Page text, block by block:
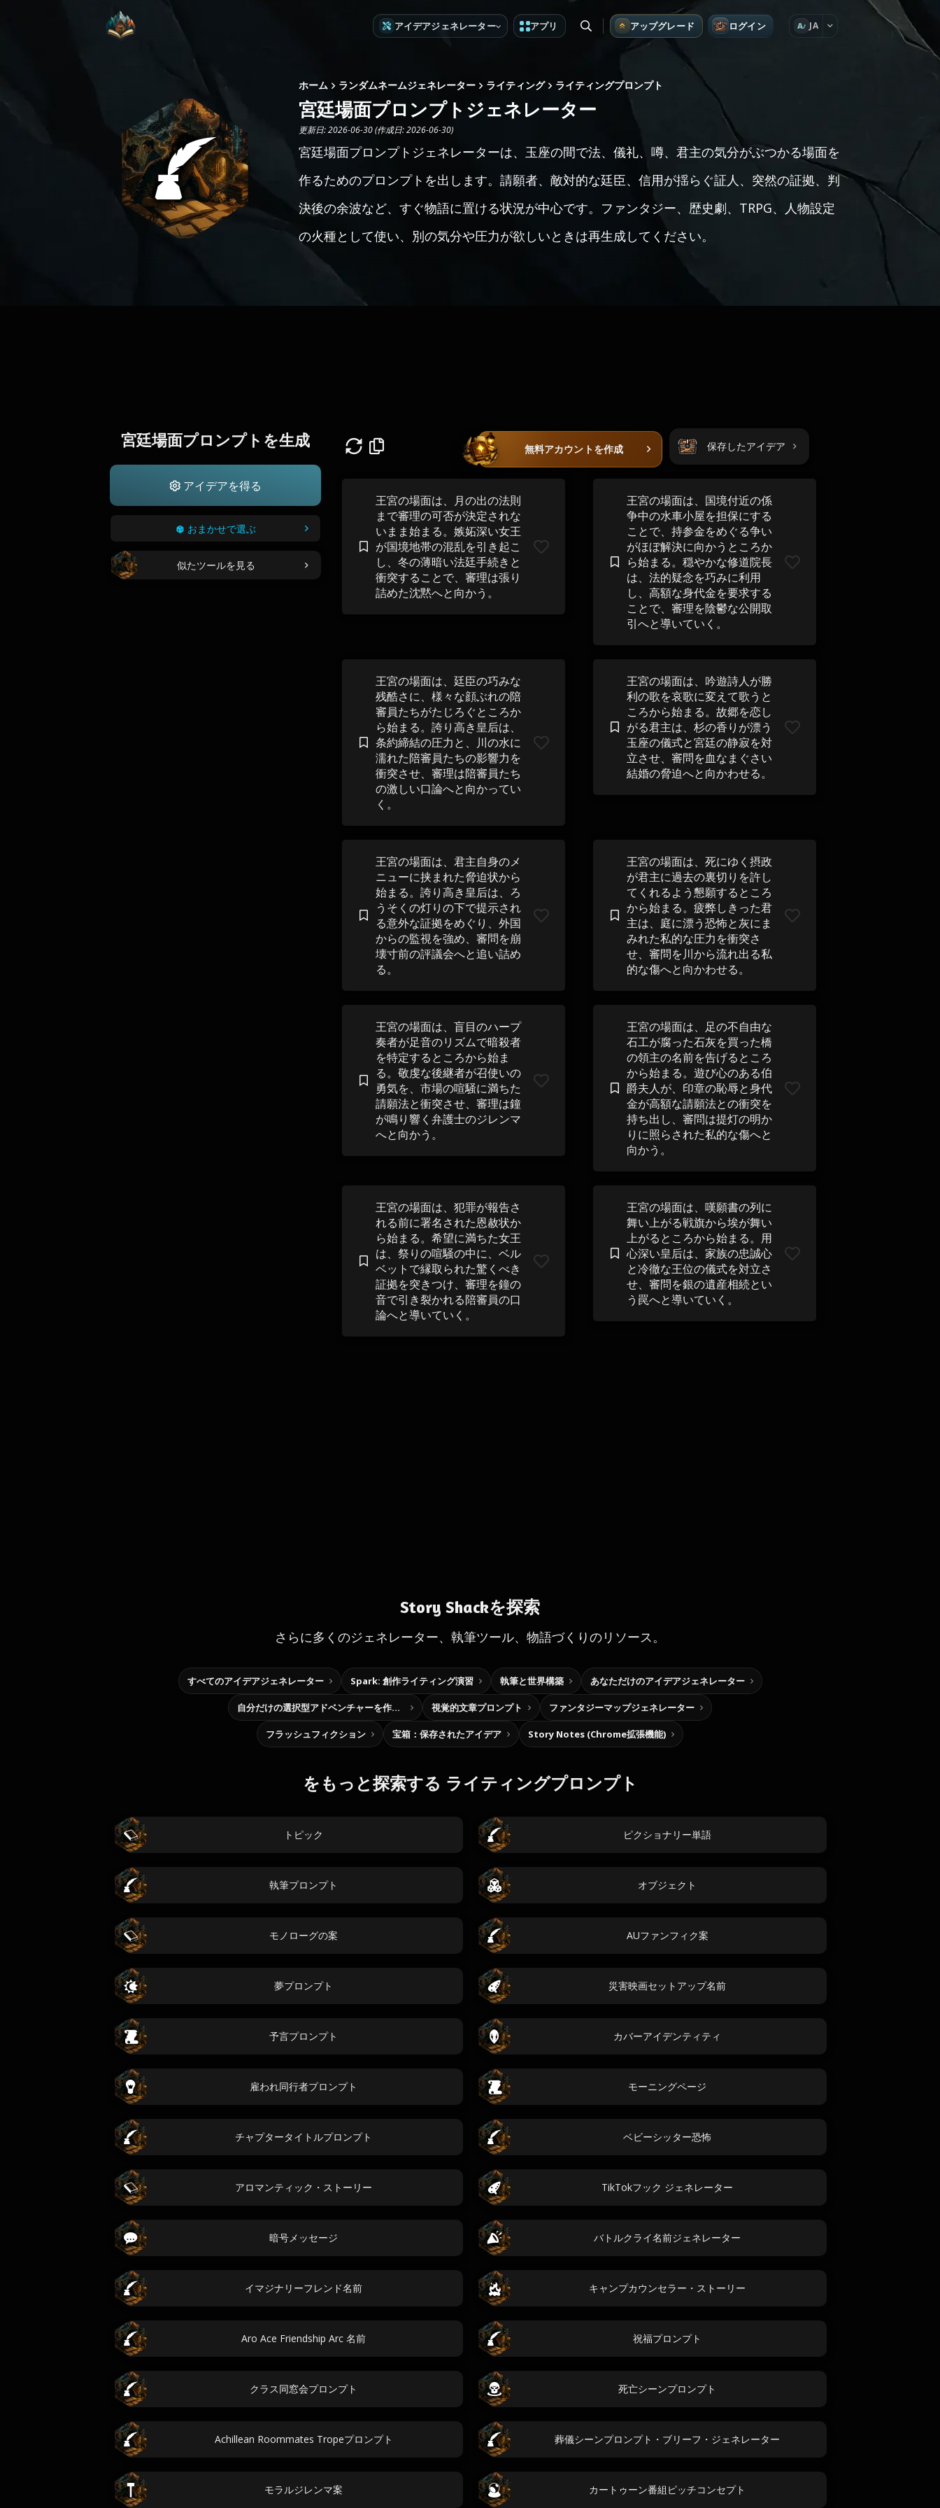
アイデアジェネレーター アプリ アップグレード ログイン A JA
ホーム ランダムネームジェネレーター ライティング ライティングプロンプト
宮廷場面プロンプトジェネレーター
更新日: 2026-06-30 (作成日: 2026-06-30)
宮廷場面プロンプトジェネレーターは、玉座の間で法、儀礼、噂、君主の気分がぶつかる場面を
作るためのプロンプトを出します。請願者、敵対的な廷臣、信用が揺らぐ証人、突然の証拠、判
決後の余波など、すぐ物語に置ける状況が中心です。ファンタジー、歴史劇、TRPG、人物設定
の火種として使い、別の気分や圧力が欲しいときは再生成してください。
宮廷場面プロンプトを生成
アイデアを得る
おまかせで選ぶ
似たツールを見る
無料アカウントを作成 保存したアイデア
王宮の場面は、月の出の法則
まで審理の可否が決定されな
いまま始まる。嫉妬深い女王
が国境地帯の混乱を引き起こ
し、冬の薄暗い法廷手続きと
衝突することで、審理は張り
詰めた沈黙へと向かう。
王宮の場面は、国境付近の係
争中の水車小屋を担保にする
ことで、持参金をめぐる争い
がほぼ解決に向かうところか
ら始まる。穏やかな修道院長
は、法的疑念を巧みに利用
し、高額な身代金を要求する
ことで、審理を陰鬱な公開取
引へと導いていく。
王宮の場面は、廷臣の巧みな
残酷さに、様々な顔ぶれの陪
審員たちがたじろぐところか
ら始まる。誇り高き皇后は、
条約締結の圧力と、川の水に
濡れた陪審員たちの影響力を
衝突させ、審理は陪審員たち
の激しい口論へと向かってい
く。
王宮の場面は、吟遊詩人が勝
利の歌を哀歌に変えて歌うと
ころから始まる。故郷を恋し
がる君主は、杉の香りが漂う
玉座の儀式と宮廷の静寂を対
立させ、審問を血なまぐさい
結婚の脅迫へと向かわせる。
王宮の場面は、君主自身のメ
ニューに挟まれた脅迫状から
始まる。誇り高き皇后は、ろ
うそくの灯りの下で提示され
る意外な証拠をめぐり、外国
からの監視を強め、審問を崩
壊寸前の評議会へと追い詰め
る。
王宮の場面は、死にゆく摂政
が君主に過去の裏切りを許し
てくれるよう懇願するところ
から始まる。疲弊しきった君
主は、庭に漂う恐怖と灰にま
みれた私的な圧力を衝突さ
せ、審問を川から流れ出る私
的な傷へと向かわせる。
王宮の場面は、盲目のハープ
奏者が足音のリズムで暗殺者
を特定するところから始ま
る。敬虔な後継者が召使いの
勇気を、市場の喧騒に満ちた
請願法と衝突させ、審理は鐘
が鳴り響く弁護士のジレンマ
へと向かう。
王宮の場面は、足の不自由な
石工が腐った石灰を買った橋
の領主の名前を告げるところ
から始まる。遊び心のある伯
爵夫人が、印章の恥辱と身代
金が高額な請願法との衝突を
持ち出し、審問は提灯の明か
りに照らされた私的な傷へと
向かう。
王宮の場面は、犯罪が報告さ
れる前に署名された恩赦状か
ら始まる。希望に満ちた女王
は、祭りの喧騒の中に、ベル
ベットで縁取られた驚くべき
証拠を突きつけ、審理を鐘の
音で引き裂かれる陪審員の口
論へと導いていく。
王宮の場面は、嘆願書の列に
舞い上がる戦旗から埃が舞い
上がるところから始まる。用
心深い皇后は、家族の忠誠心
と冷徹な王位の儀式を対立さ
せ、審問を銀の遺産相続とい
う罠へと導いていく。
Story Shackを探索
さらに多くのジェネレーター、執筆ツール、物語づくりのリソース。
すべてのアイデアジェネレーター Spark: 創作ライティング演習 執筆と世界構築 あなただけのアイデアジェネレーター
自分だけの選択型アドベンチャーを作ろう 視覚的文章プロンプト ファンタジーマップジェネレーター
フラッシュフィクション 宝箱：保存されたアイデア Story Notes (Chrome拡張機能)
をもっと探索する ライティングプロンプト
トピック ピクショナリー単語
執筆プロンプト オブジェクト
モノローグの案 AUファンフィク案
夢プロンプト 災害映画セットアップ名前
予言プロンプト カバーアイデンティティ
雇われ同行者プロンプト モーニングページ
チャプタータイトルプロンプト ベビーシッター恐怖
アロマンティック・ストーリー TikTokフック ジェネレーター
暗号メッセージ バトルクライ名前ジェネレーター
イマジナリーフレンド名前 キャンプカウンセラー・ストーリー
Aro Ace Friendship Arc 名前 祝福プロンプト
クラス同窓会プロンプト 死亡シーンプロンプト
Achillean Roommates Tropeプロンプト 葬儀シーンプロンプト・ブリーフ・ジェネレーター
モラルジレンマ案 カートゥーン番組ピッチコンセプト